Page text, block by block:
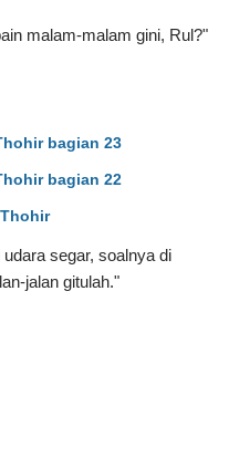
malam-malam gini, Rul?"
bagian 23
bagian 22
segar, soalnya di
jalan gitulah."